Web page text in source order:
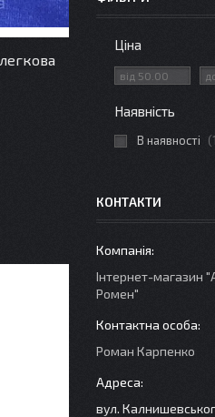
Ціна
Наявність
В наявності
КОНТАКТИ
Інтернет-магазин
Ромен"
Роман Карпенко
вул.